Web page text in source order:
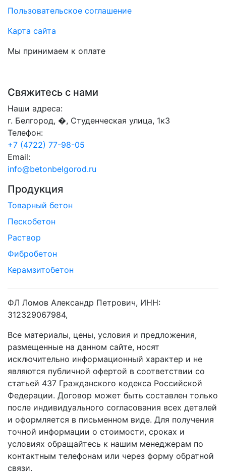
Пользовательское соглашение
Карта сайта
Мы принимаем к оплате
Свяжитесь с нами
Наши адреса:
г. Белгород, �, Студенческая улица, 1к3
Телефон:
+7 (4722) 77-98-05
Email:
info@betonbelgorod.ru
Продукция
Товарный бетон
Пескобетон
Раствор
Фибробетон
Керамзитобетон
ФЛ Ломов Александр Петрович, ИНН:
312329067984,
Все материалы, цены, условия и предложения,
размещенные на данном сайте, носят
исключительно информационный характер и не
являются публичной офертой в соответствии со
статьей 437 Гражданского кодекса Российской
Федерации. Договор может быть составлен только
после индивидуального согласования всех деталей
и оформляется в письменном виде. Для получения
точной информации о стоимости, сроках и
условиях обращайтесь к нашим менеджерам по
контактным телефонам или через форму обратной
связи.